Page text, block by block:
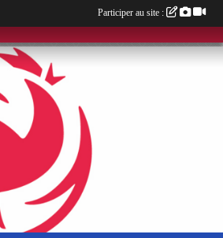
Participer au site :